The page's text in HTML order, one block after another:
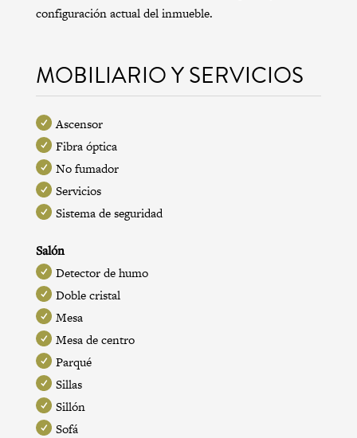
configuración actual del inmueble.
MOBILIARIO Y SERVICIOS
Ascensor
Fibra óptica
No fumador
Servicios
Sistema de seguridad
Salón
Detector de humo
Doble cristal
Mesa
Mesa de centro
Parqué
Sillas
Sillón
Sofá